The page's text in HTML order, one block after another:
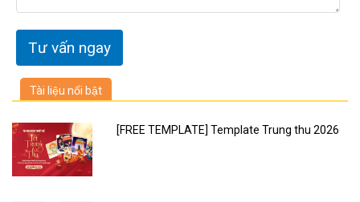
Tài liệu nổi bật
[FREE TEMPLATE] Template Trung thu 2026